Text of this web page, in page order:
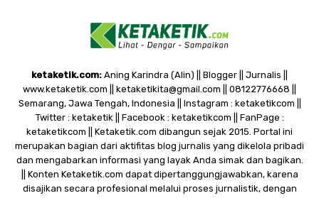
ketaketik.com: Aning Karindra (Alin) || Blogger || Jurnalis ||
www.ketaketik.com || ketaketikita@gmail.com || 08122776668 ||
Semarang, Jawa Tengah, Indonesia || Instagram : ketaketikcom ||
Twitter : ketaketik || Facebook : ketaketikcom || FanPage :
ketaketikcom || Ketaketik.com dibangun sejak 2015. Portal ini
merupakan bagian dari aktifitas blog jurnalis yang dikelola pribadi
dan mengabarkan informasi yang layak Anda simak dan bagikan.
|| Konten Ketaketik.com dapat dipertanggungjawabkan, karena
disajikan secara profesional melalui proses jurnalistik, dengan